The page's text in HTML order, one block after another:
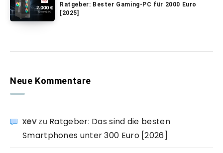
Ratgeber: Bester Gaming-PC für 2000 Euro
[2025]
Neue Kommentare
xevzu Ratgeber: Das sind die besten
Smartphones unter 300 Euro [2026]